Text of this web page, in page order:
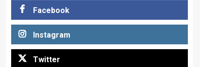
Facebook
Instagram
Twitter